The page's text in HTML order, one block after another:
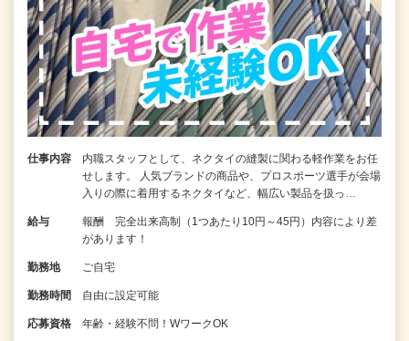
仕事内容
内職スタッフとして、ネクタイの縫製に関わる軽作業をお任
せします。 人気ブランドの商品や、プロスポーツ選手が会場
入りの際に着用するネクタイなど、幅広い製品を扱っ…
給与
報酬 完全出来高制（1つあたり10円～45円）内容により差
があります！
勤務地 ご自宅
勤務時間 自由に設定可能
応募資格 年齢・経験不問！WワークOK